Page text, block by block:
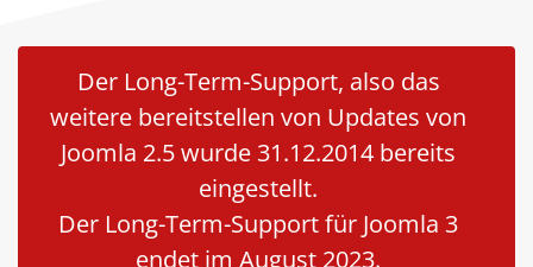
Der Long-Term-Support, also das
weitere bereitstellen von Updates von
Joomla 2.5 wurde 31.12.2014 bereits
eingestellt.
Der Long-Term-Support für Joomla 3
endet im August 2023.